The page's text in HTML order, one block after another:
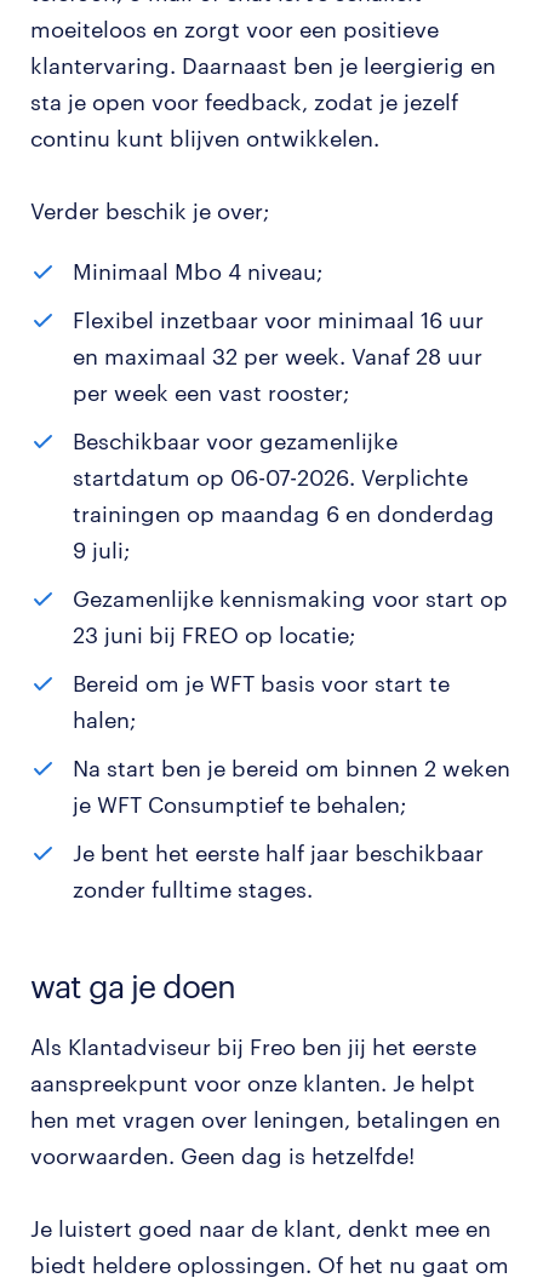
moeiteloos en zorgt voor een positieve
klantervaring. Daarnaast ben je leergierig en
sta je open voor feedback, zodat je jezelf
continu kunt blijven ontwikkelen.
Verder beschik je over;
Minimaal Mbo 4 niveau;
Flexibel inzetbaar voor minimaal 16 uur
en maximaal 32 per week. Vanaf 28 uur
per week een vast rooster;
Beschikbaar voor gezamenlijke
startdatum op 06-07-2026. Verplichte
trainingen op maandag 6 en donderdag
9 juli;
Gezamenlijke kennismaking voor start op
23 juni bij FREO op locatie;
Bereid om je WFT basis voor start te
halen;
Na start ben je bereid om binnen 2 weken
je WFT Consumptief te behalen;
Je bent het eerste half jaar beschikbaar
zonder fulltime stages.
wat ga je doen
Als Klantadviseur bij Freo ben jij het eerste
aanspreekpunt voor onze klanten. Je helpt
hen met vragen over leningen, betalingen en
voorwaarden. Geen dag is hetzelfde!
Je luistert goed naar de klant, denkt mee en
biedt heldere oplossingen. Of het nu gaat om